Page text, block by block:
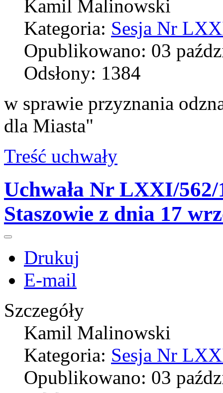
Kamil Malinowski
Kategoria: Sesja Nr
Opublikowano: 03
Odsłony: 1384
w sprawie przyznania
dla Miasta"
Treść uchwały
Uchwała Nr LXXI/
Staszowie z dnia 17
Drukuj
E-mail
Szczegóły
Kamil Malinowski
Kategoria: Sesja Nr
Opublikowano: 03